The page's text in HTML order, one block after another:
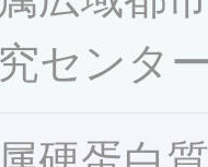
センタ